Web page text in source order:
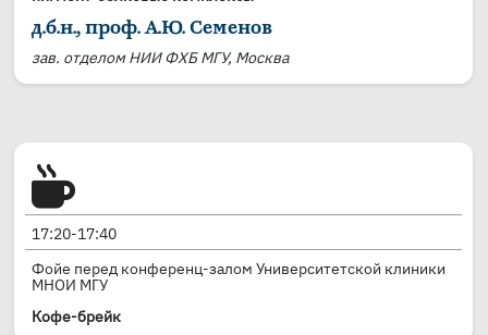
д.б.н., проф. А.Ю. Семенов
зав. отделом НИИ ФХБ МГУ, Москва
17:20-17:40
Фойе перед конференц-залом Университетской клиники
МНОИ МГУ
Кофе-брейк